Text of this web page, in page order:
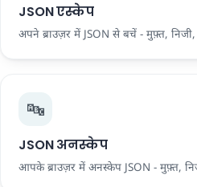
JSON एस्केप
अपने ब्राउज़र में JSON से बचें - मुफ़्त,
🔤
JSON अनस्केप
आपके ब्राउज़र में अनस्केप JSON - मुफ़्त,